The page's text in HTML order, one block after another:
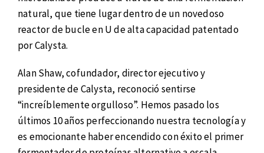
natural, que tiene lugar dentro de un novedoso
reactor de bucle en U de alta capacidad patentado
por Calysta.
Alan Shaw, cofundador, director ejecutivo y
presidente de Calysta, reconoció sentirse
“increíblemente orgulloso”. Hemos pasado los
últimos 10 años perfeccionando nuestra tecnología y
es emocionante haber encendido con éxito el primer